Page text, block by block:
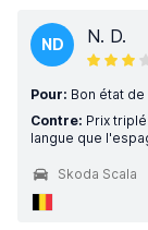
ND N. D.
Pour: Bon état
Contre: Prix
langue que
Skoda Scala